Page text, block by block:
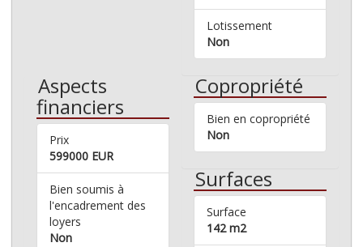
Lotissement
Non
Aspects
financiers
Prix
599000 EUR
Bien soumis à
l'encadrement des
loyers
Non
Copropriété
Bien en copropriété
Non
Surfaces
Surface
142 m2